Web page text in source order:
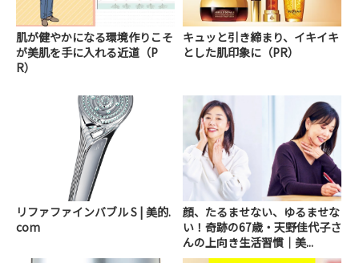
肌が健やかになる環境作りこそ
が美肌を手に入れる近道（P
R）
キュッと引き締まり、イキイキ
とした肌印象に（PR）
リファファインバブル S | 美的.
com
顔、たるませない、ゆるませな
い！奇跡の67歳・天野佳代子さ
んの上向き生活習慣｜美...